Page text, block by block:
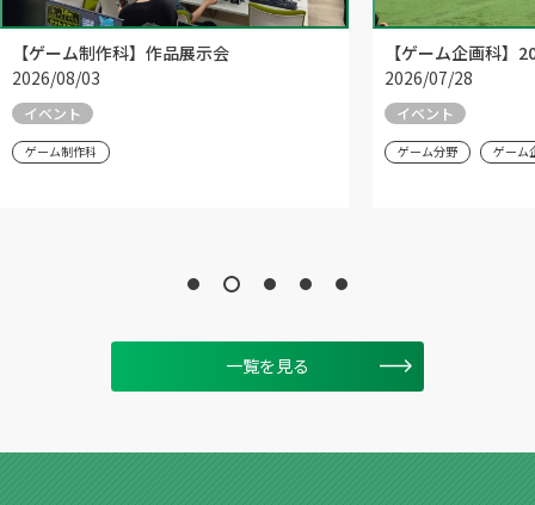
【ゲーム制作科】作品展示会
2026/08/03
イベント
ゲーム制作科
【ゲーム企画科】
2026/07/28
イベント
ゲーム分野 ゲーム
一覧を見る